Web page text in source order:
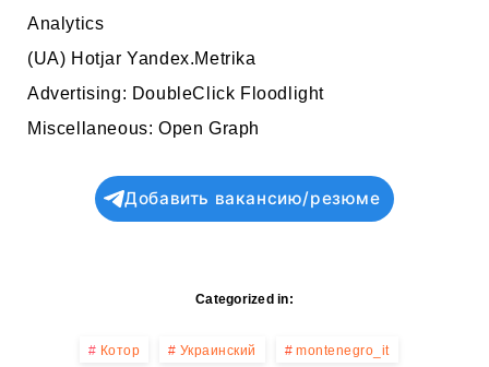
Analytics
(UA) Hotjar Yandex.Metrika
Advertising: DoubleClick Floodlight
Miscellaneous: Open Graph
Добавить вакансию/резюме
Categorized in:
Котор Украинский montenegro_it